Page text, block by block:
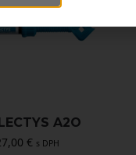
A2O
€ s DPH